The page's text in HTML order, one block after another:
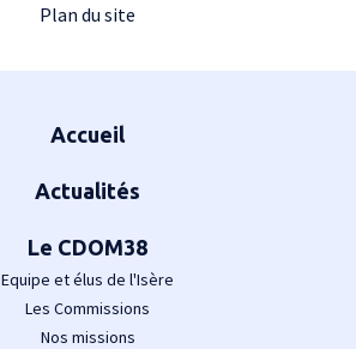
Plan du site
Accueil
Actualités
Le CDOM38
Equipe et élus de l'Isère
Les Commissions
Nos missions